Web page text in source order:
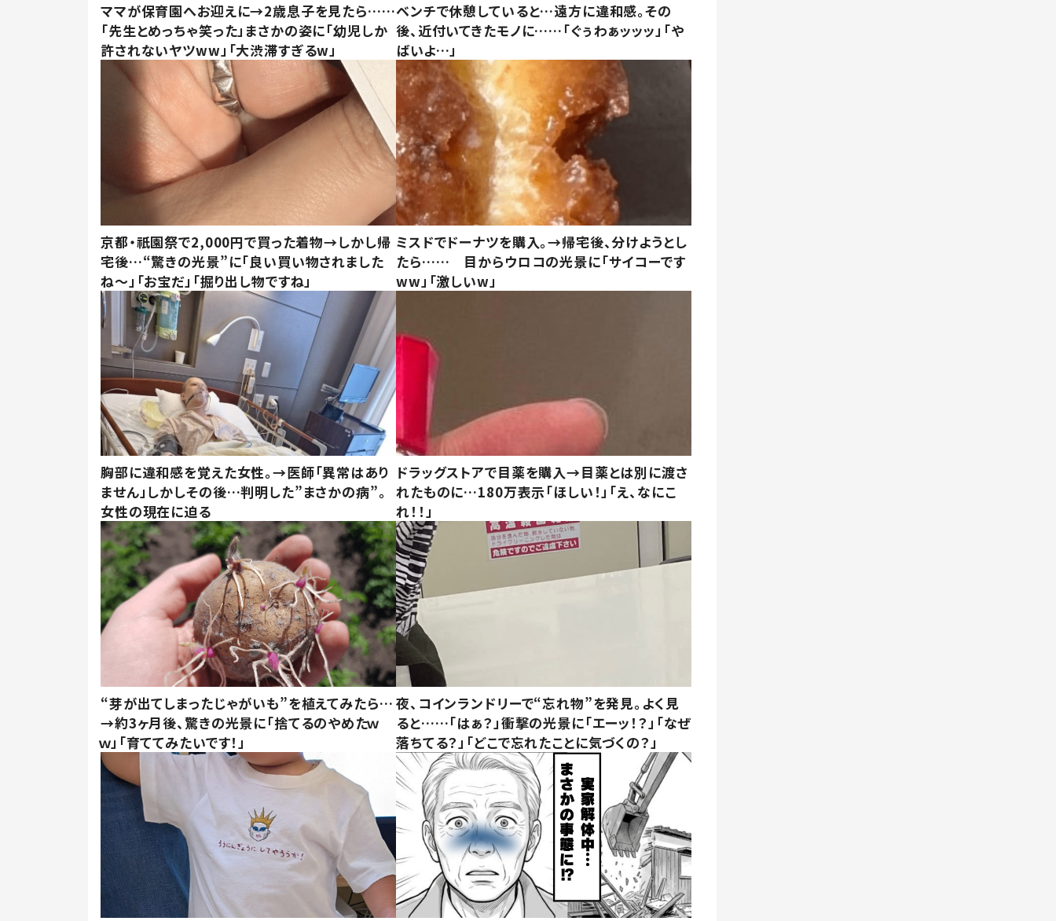
ママが保育園へお迎えに→2歳息子を見たら……
「先生とめっちゃ笑った」まさかの姿に「幼児しか
許されないヤツww」「大渋滞すぎるw」
ベンチで休憩していると…遠方に違和感。その
後、近付いてきたモノに……「ぐぅわぁッッッ」「や
ばいよ…」
京都・祇園祭で2,000円で買った着物→しかし帰
宅後…“驚きの光景”に「良い買い物されました
ね～」「お宝だ」「掘り出し物ですね」
ミスドでドーナツを購入。→帰宅後、分けようとし
たら…… 目からウロコの光景に「サイコーです
ww」「激しいw」
胸部に違和感を覚えた女性。→医師「異常はあり
ません」しかしその後…判明した”まさかの病”。
女性の現在に迫る
ドラッグストアで目薬を購入→目薬とは別に渡さ
れたものに…180万表示「ほしい！」「え、なにこ
れ！！」
“芽が出てしまったじゃがいも”を植えてみたら…
→約3ヶ月後、驚きの光景に「捨てるのやめたｗ
ｗ」「育ててみたいです！」
夜、コインランドリーで“忘れ物”を発見。よく見
ると……「はぁ？」衝撃の光景に「エーッ！？」「なぜ
落ちてる？」「どこで忘れたことに気づくの？」